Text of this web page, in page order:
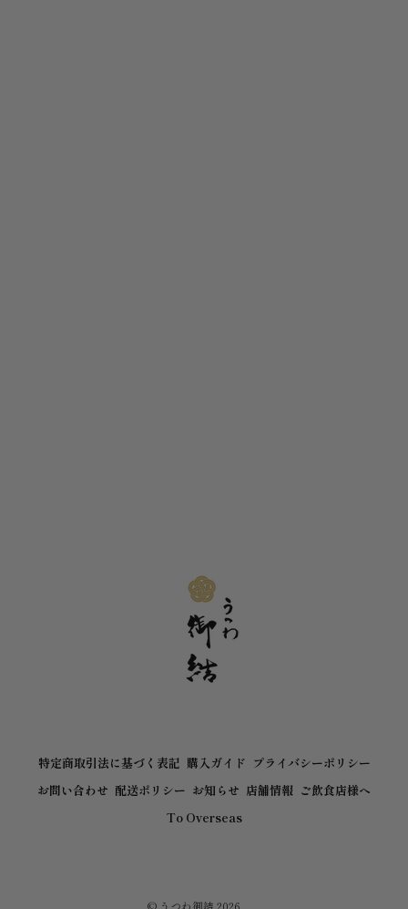
特定商取引法に基づく表記 購入ガイド プライバシーポリシー
お問い合わせ 配送ポリシー お知らせ 店舗情報 ご飲食店様へ
To Overseas